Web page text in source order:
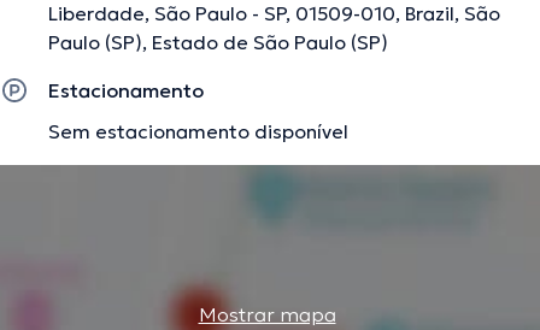
Liberdade, São Paulo - SP, 01509-010, Brazil, São
Paulo (SP), Estado de São Paulo (SP)
Estacionamento
Sem estacionamento disponível
Mostrar mapa